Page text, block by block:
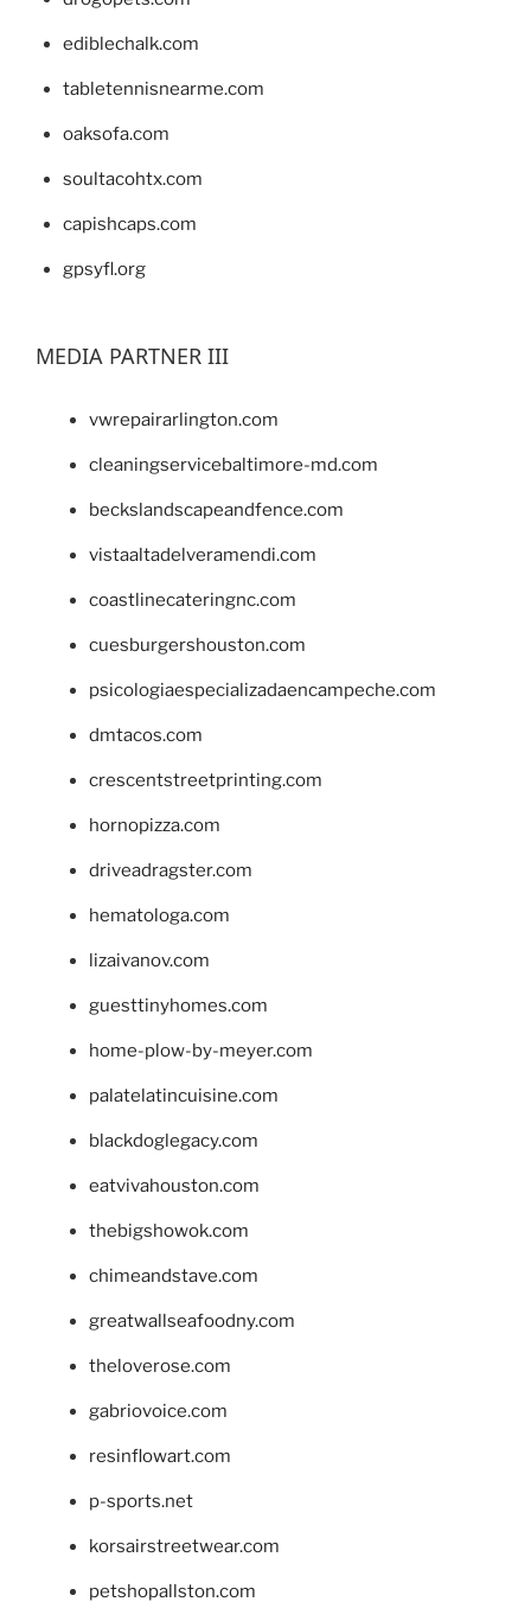
ediblechalk.com
tabletennisnearme.com
oaksofa.com
soultacohtx.com
capishcaps.com
gpsyfl.org
MEDIA PARTNER III
vwrepairarlington.com
cleaningservicebaltimore-md.com
beckslandscapeandfence.com
vistaaltadelveramendi.com
coastlinecateringnc.com
cuesburgershouston.com
psicologiaespecializadaencampeche.com
dmtacos.com
crescentstreetprinting.com
hornopizza.com
driveadragster.com
hematologa.com
lizaivanov.com
guesttinyhomes.com
home-plow-by-meyer.com
palatelatincuisine.com
blackdoglegacy.com
eatvivahouston.com
thebigshowok.com
chimeandstave.com
greatwallseafoodny.com
theloverose.com
gabriovoice.com
resinflowart.com
p-sports.net
korsairstreetwear.com
petshopallston.com